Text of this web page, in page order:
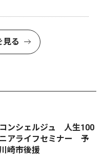
見る
ンシェルジュ 人生100
アライフセミナー 予
崎市後援